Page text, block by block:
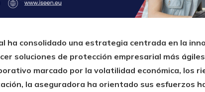
ha consolidado una estrategia centrada en la
soluciones de protección empresarial más
marcado por la volatilidad económica, los
la aseguradora ha orientado sus esfuerzos